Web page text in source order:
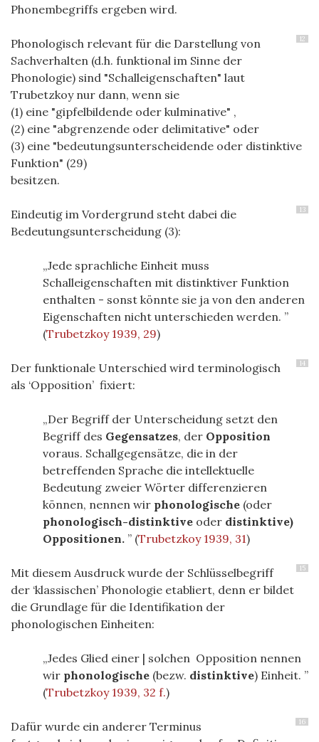
Phonembegriffs ergeben wird.
12
Phonologisch relevant für die Darstellung von
Sachverhalten (d.h. funktional im Sinne der
Phonologie) sind "Schalleigenschaften" laut
Trubetzkoy nur dann, wenn sie
(1) eine "gipfelbildende oder kulminative" ,
(2) eine "abgrenzende oder delimitative" oder
(3) eine "bedeutungsunterscheidende oder distinktive
Funktion" (29)
besitzen.
13
Eindeutig im Vordergrund steht dabei die
Bedeutungsunterscheidung (3):
Jede sprachliche Einheit muss
Schalleigenschaften mit distinktiver Funktion
enthalten - sonst könnte sie ja von den anderen
Eigenschaften nicht unterschieden werden.
(Trubetzkoy 1939, 29)
14
Der funktionale Unterschied wird terminologisch
als ‘Opposition’ fixiert:
Der Begriff der Unterscheidung setzt den
Begriff des Gegensatzes, der Opposition
voraus. Schallgegensätze, die in der
betreffenden Sprache die intellektuelle
Bedeutung zweier Wörter differenzieren
können, nennen wir phonologische (oder
phonologisch-distinktive oder distinktive)
Oppositionen.
(Trubetzkoy 1939, 31)
15
Mit diesem Ausdruck wurde der Schlüsselbegriff
der ‘klassischen’ Phonologie etabliert, denn er bildet
die Grundlage für die Identifikation der
phonologischen Einheiten:
Jedes Glied einer | solchen Opposition nennen
wir phonologische (bezw. distinktive) Einheit.
(Trubetzkoy 1939, 32 f.)
16
Dafür wurde ein anderer Terminus